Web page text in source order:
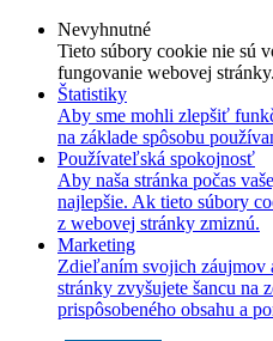
Nevyhnutné
Tieto súbory cookie nie sú
fungovanie webovej stránky.
Štatistiky
Aby sme mohli zlepšiť
na základe spôsobu
Používateľská spokojnosť
Aby naša stránka počas
najlepšie. Ak tieto súbory
z webovej stránky zmiznú.
Marketing
Zdieľaním svojich záujmov
stránky zvyšujete šancu na
prispôsobeného obsahu a